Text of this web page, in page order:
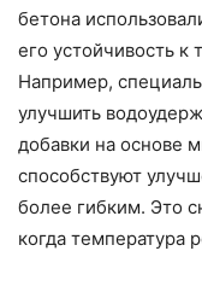
бетона
его устойчивость
Например,
улучшить
добавки на основе
способствуют
более гибким. Это
когда температура